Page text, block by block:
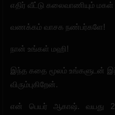
எதிர் வீட்டு கலைவாணியும் மகள்
வணக்கம் வாசக நண்பர்களே!
நான் உங்கள் மஹி!
இந்த கதை மூலம் உங்களுடன்
விரும்புகிறேன்.
என் பெயர் ஆகாஷ். வயது